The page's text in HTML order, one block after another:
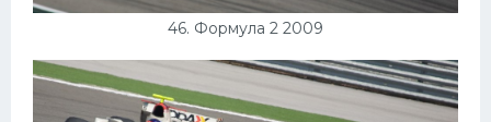
46. Формула 2 2009